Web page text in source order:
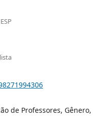
de Professores, Gênero,